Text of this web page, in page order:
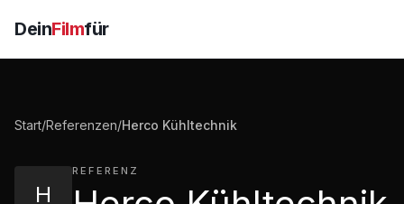
DeinFilmfür
Start/Referenzen/Herco Kühltechnik
H
REFERENZ